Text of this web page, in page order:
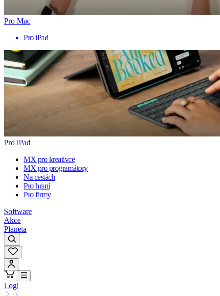
Pro Mac
Pro iPad
Pro iPad
MX pro kreativce
MX pro programátory
Na cestách
Pro hraní
Pro firmy
Software
Akce
Planeta
Logi